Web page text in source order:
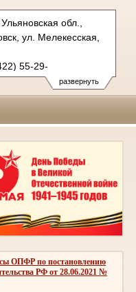
развернуть
обл.,
ул. Мелекесская,
55-29-
ф.), 55-23-28,
80
ОПФР по постановлению
РФ от 28.06.2021 №